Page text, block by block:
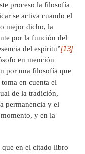
proceso la filosofía
se activa cuando el
mejor dicho, la
por la función del
del espíritu”[13]
en mención
por una filosofía que
toma en cuenta el
de la tradición,
permanencia y el
y en la
que en el citado libro